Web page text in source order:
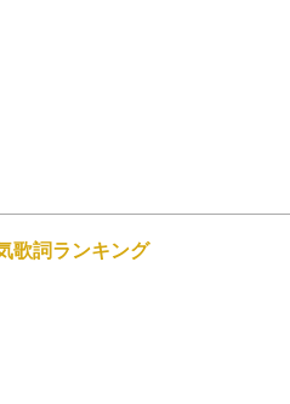
歌詞ランキング